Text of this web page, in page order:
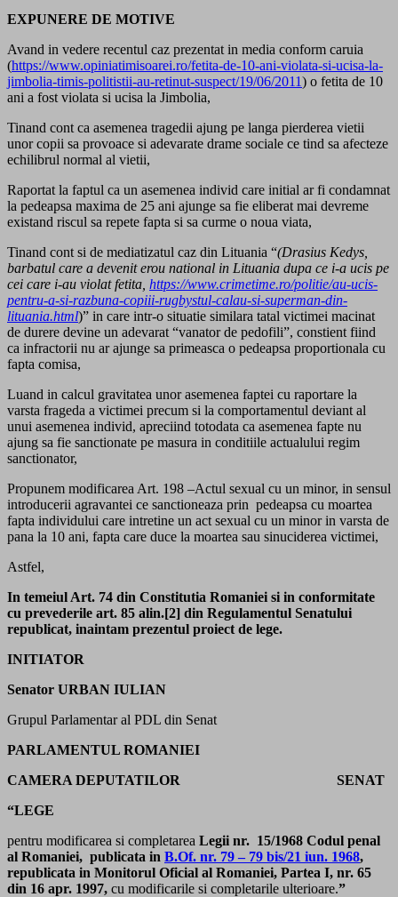
EXPUNERE DE MOTIVE
Avand in vedere recentul caz prezentat in media conform caruia
(https://www.opiniatimisoarei.ro/fetita-de-10-ani-violata-si-ucisa-la-
jimbolia-timis-politistii-au-retinut-suspect/19/06/2011) o fetita de 10
ani a fost violata si ucisa la Jimbolia,
Tinand cont ca asemenea tragedii ajung pe langa pierderea vietii
unor copii sa provoace si adevarate drame sociale ce tind sa afecteze
echilibrul normal al vietii,
Raportat la faptul ca un asemenea individ care initial ar fi condamnat
la pedeapsa maxima de 25 ani ajunge sa fie eliberat mai devreme
existand riscul sa repete fapta si sa curme o noua viata,
Tinand cont si de mediatizatul caz din Lituania “(Drasius Kedys,
barbatul care a devenit erou national in Lituania dupa ce i-a ucis pe
cei care i-au violat fetita, https://www.crimetime.ro/politie/au-ucis-
pentru-a-si-razbuna-copiii-rugbystul-calau-si-superman-din-
lituania.html)” in care intr-o situatie similara tatal victimei macinat
de durere devine un adevarat “vanator de pedofili”, constient fiind
ca infractorii nu ar ajunge sa primeasca o pedeapsa proportionala cu
fapta comisa,
Luand in calcul gravitatea unor asemenea faptei cu raportare la
varsta frageda a victimei precum si la comportamentul deviant al
unui asemenea individ, apreciind totodata ca asemenea fapte nu
ajung sa fie sanctionate pe masura in conditiile actualului regim
sanctionator,
Propunem modificarea Art. 198 –Actul sexual cu un minor, in sensul
introducerii agravantei ce sanctioneaza prin pedeapsa cu moartea
fapta individului care intretine un act sexual cu un minor in varsta de
pana la 10 ani, fapta care duce la moartea sau sinuciderea victimei,
Astfel,
In temeiul Art. 74 din Constitutia Romaniei si in conformitate
cu prevederile art. 85 alin.[2] din Regulamentul Senatului
republicat, inaintam prezentul proiect de lege.
INITIATOR
Senator URBAN IULIAN
Grupul Parlamentar al PDL din Senat
PARLAMENTUL ROMANIEI
CAMERA DEPUTATILOR SENAT
“LEGE
pentru modificarea si completarea Legii nr. 15/1968 Codul penal
al Romaniei, publicata in B.Of. nr. 79 – 79 bis/21 iun. 1968,
republicata in Monitorul Oficial al Romaniei, Partea I, nr. 65
din 16 apr. 1997, cu modificarile si completarile ulterioare.”